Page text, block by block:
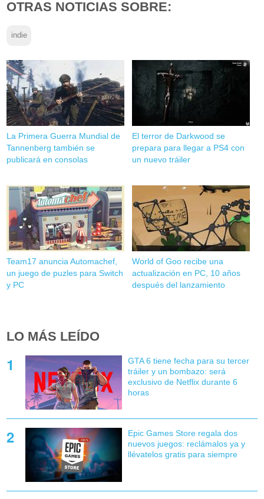
OTRAS NOTICIAS SOBRE:
indie
La Primera Guerra Mundial de
Tannenberg también se
publicará en consolas
El terror de Darkwood se
prepara para llegar a PS4 con
un nuevo tráiler
Team17 anuncia Automachef,
un juego de puzles para Switch
y PC
World of Goo recibe una
actualización en PC, 10 años
después del lanzamiento
LO MÁS LEÍDO
GTA 6 tiene fecha para su tercer
tráiler y un bombazo: será
exclusivo de Netflix durante 6
horas
Epic Games Store regala dos
nuevos juegos: reclámalos ya y
llévatelos gratis para siempre